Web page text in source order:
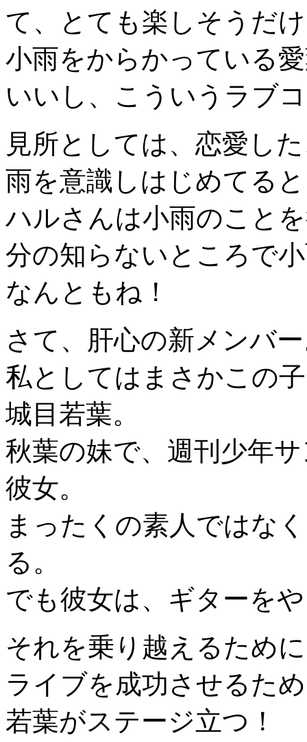
て、とても楽しそうだ
小雨をからかっている
いいし、こういうラブ
見所としては、恋愛し
雨を意識しはじめてる
ハルさんは小雨のこと
分の知らないところで
なんともね！
さて、肝心の新メンバ
私としてはまさかこの
城目若葉。
秋葉の妹で、週刊少年
彼女。
まったくの素人ではな
る。
でも彼女は、ギターを
それを乗り越えるため
ライブを成功させるた
若葉がステージ立つ！